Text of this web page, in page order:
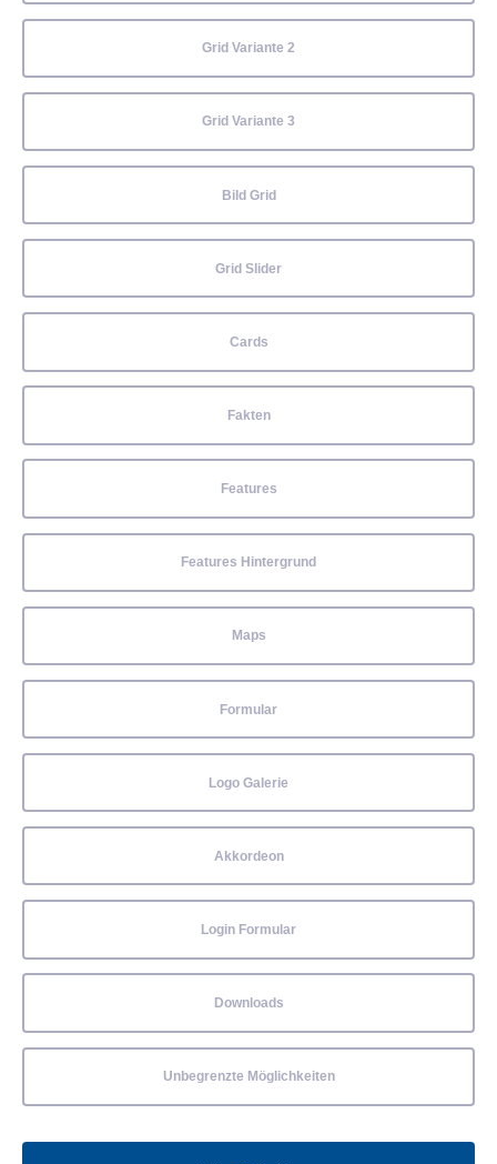
Grid Variante 2
Grid Variante 3
Bild Grid
Grid Slider
Cards
Fakten
Features
Features Hintergrund
Maps
Formular
Logo Galerie
Akkordeon
Login Formular
Downloads
Unbegrenzte Möglichkeiten